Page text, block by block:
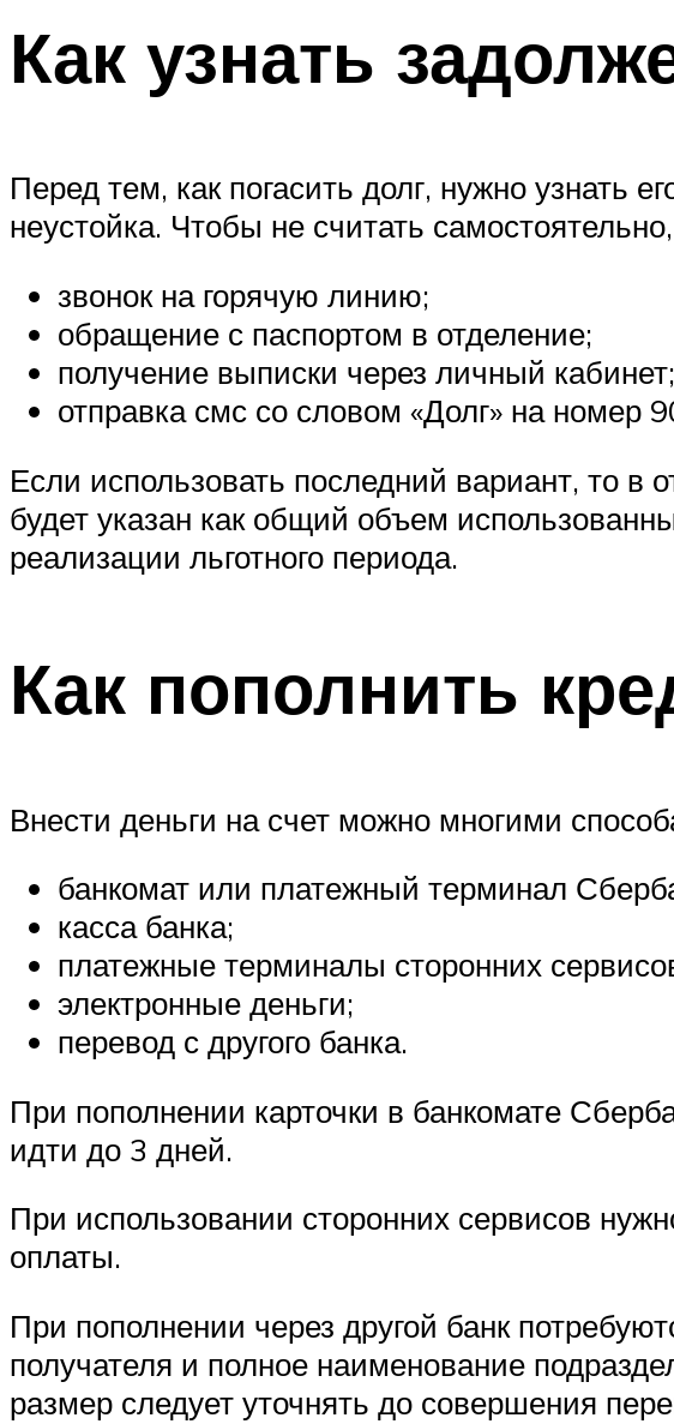
Как узнать
Перед тем, как погасить долг, нужно узнать
неустойка. Чтобы не считать
звонок на горячую линию;
обращение с паспортом в отделение;
получение выписки через личный кабинет;
отправка смс со словом «Долг» на номер
Если использовать последний вариант, то в
будет указан как общий объем
реализации льготного периода.
Как пополнить
Внести деньги на счет можно многими
банкомат или платежный терминал
касса банка;
платежные терминалы сторонних
электронные деньги;
перевод с другого банка.
При пополнении карточки в банкомате
идти до 3 дней.
При использовании сторонних сервисов
оплаты.
При пополнении через другой банк
получателя и полное наименование
размер следует уточнять до совершения